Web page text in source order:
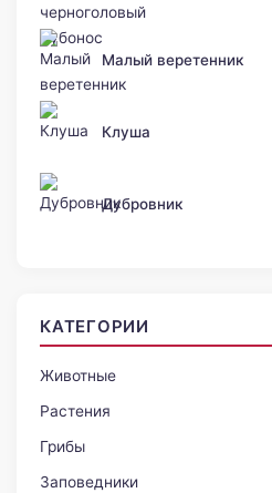
Малый веретенник
Клуша
Дубровник
КАТЕГОРИИ
Животные
Растения
Грибы
Заповедники